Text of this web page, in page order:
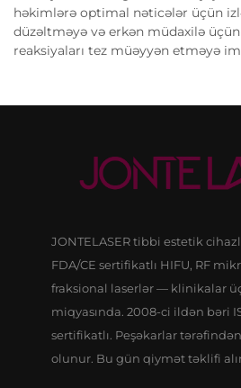
həkimlərə optimal nəticələr üçün
düzəltməyə və erkən müdaхilə
reaksiyaları tez müəyyən etməyə
JONTELASER tibbi estetik
FDA/CE sertifikatlı HIFU, RF
fraksional laserlər — klinikalar
miqyasında. 2008-ci ildən bəri
sertifikatlı. Peşəkarlar
olunur. Bu gün qiymət təklifi